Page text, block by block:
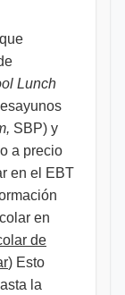
Lunch
SBP) y
a precio
en el EBT
en
de
) Esto
la